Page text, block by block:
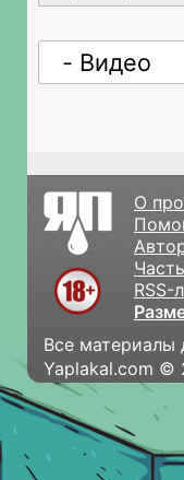
О
RSS-
Все материалы
Yaplakal.com ©